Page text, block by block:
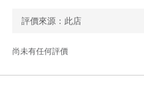
尚未有任何評價